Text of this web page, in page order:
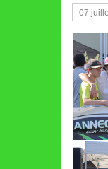
07